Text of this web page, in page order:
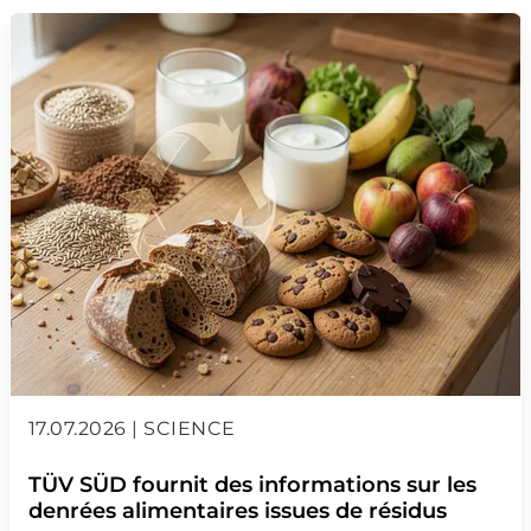
17.07.2026 | SCIENCE
TÜV SÜD fournit des informations sur les
denrées alimentaires issues de résidus